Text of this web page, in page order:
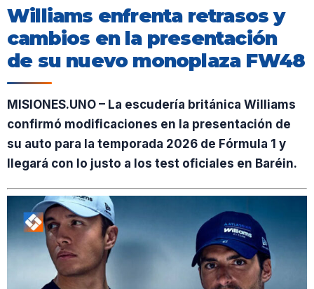
Williams enfrenta retrasos y
cambios en la presentación
de su nuevo monoplaza FW48
MISIONES.UNO – La escudería británica Williams
confirmó modificaciones en la presentación de
su auto para la temporada 2026 de Fórmula 1 y
llegará con lo justo a los test oficiales en Baréin.